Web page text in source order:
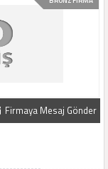
Firmaya Mesaj Gönder